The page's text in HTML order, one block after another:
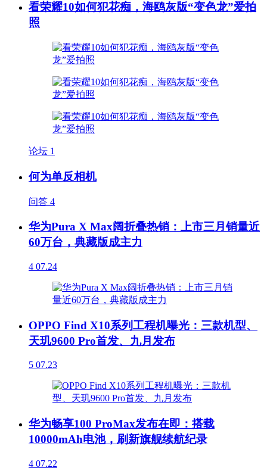
看荣耀10如何犯花痴，海鸥灰版“变色龙”爱拍
照
论坛 1
何为单反相机
问答 4
华为Pura X Max阔折叠热销：上市三月销量近
60万台，典藏版成主力
4 07.24
OPPO Find X10系列工程机曝光：三款机型、
天玑9600 Pro首发、九月发布
5 07.23
华为畅享100 ProMax发布在即：搭载
10000mAh电池，刷新旗舰续航纪录
4 07.22